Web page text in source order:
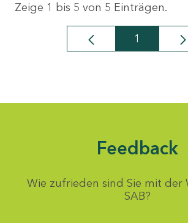
Zeige 1 bis 5 von 5 Einträgen.
Seite
1
Feedback
Wie zufrieden sind Sie mit der
SAB?